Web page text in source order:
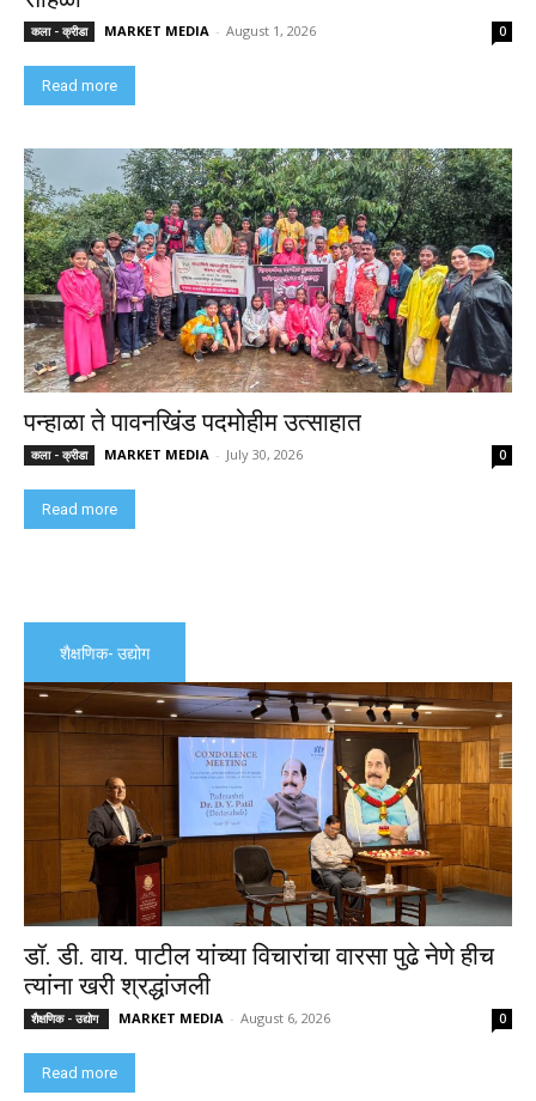
कला - क्रीडा MARKET MEDIA - August 1, 2026 0
Read more
पन्हाळा ते पावनखिंड पदमोहीम उत्साहात
कला - क्रीडा MARKET MEDIA - July 30, 2026 0
Read more
शैक्षणिक- उद्योग
डॉ. डी. वाय. पाटील यांच्या विचारांचा वारसा पुढे नेणे हीच
त्यांना खरी श्रद्धांजली
शैक्षणिक - उद्योग MARKET MEDIA - August 6, 2026 0
Read more